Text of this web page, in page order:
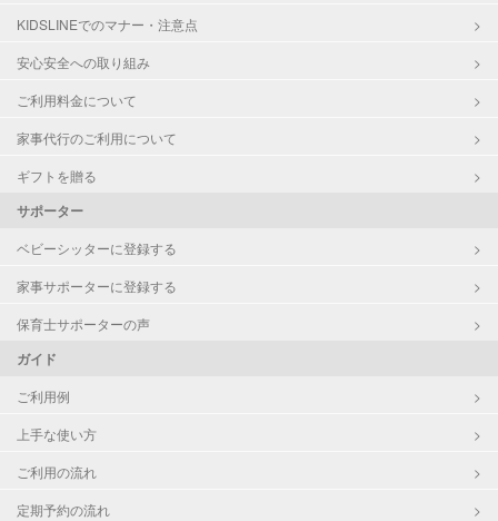
KIDSLINEでのマナー・注意点
安心安全への取り組み
ご利用料金について
家事代行のご利用について
ギフトを贈る
サポーター
ベビーシッターに登録する
家事サポーターに登録する
保育士サポーターの声
ガイド
ご利用例
上手な使い方
ご利用の流れ
定期予約の流れ